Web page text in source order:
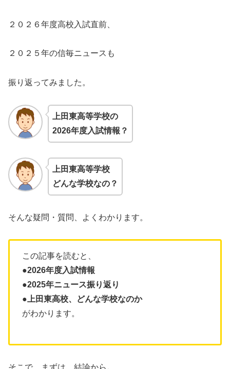
２０２６年度高校入試直前、
２０２５年の信毎ニュースも
振り返ってみました。
上田東高等学校の
2026年度入試情報？
上田東高等学校
どんな学校なの？
そんな疑問・質問、よくわかります。
この記事を読むと、
●2026年度入試情報
●2025年ニュース振り返り
●上田東高校、どんな学校なのか
がわかります。
そこで、まずは、結論から。